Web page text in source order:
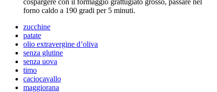
forno caldo a 190 gradi per 5 minuti.
zucchine
patate
olio extravergine d’oliva
senza glutine
senza uova
timo
caciocavallo
maggiorana